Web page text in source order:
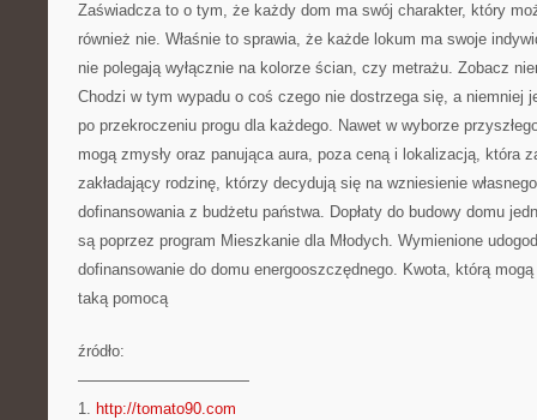
Zaświadcza to o tym, że każdy dom ma swój charakter, który
również nie. Właśnie to sprawia, że każde lokum ma swoje
nie polegają wyłącznie na kolorze ścian, czy metrażu. Zobacz
Chodzi w tym wypadu o coś czego nie dostrzega się, a niemniej
po przekroczeniu progu dla każdego. Nawet w wyborze
mogą zmysły oraz panująca aura, poza ceną i lokalizacją, która
zakładający rodzinę, którzy decydują się na wzniesienie
dofinansowania z budżetu państwa. Dopłaty do budowy domu
są poprzez program Mieszkanie dla Młodych. Wymienione
dofinansowanie do domu energooszczędnego. Kwota, którą
taką pomocą
źródło:
———————————
1. http://tomato90.com